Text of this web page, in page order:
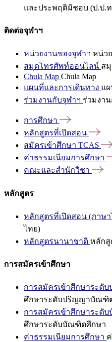
และประพฤติมิชอบ (ป.ป.
ติดต่อจุฬาฯ
หน่วยงานของจุฬาฯ หน่ว
สมุดโทรศัพท์ออนไลน์ ส
Chula Map Chula Map
แผนที่และการเดินทาง แ
ร่วมงานกับจุฬาฯ ร่วมงา
การศึกษา
หลักสูตรที่เปิดสอน
สมัครเข้าศึกษา TCAS
ค่าธรรมเนียมการศึกษา
คณะและสำนักวิชา
หลักสูตร
หลักสูตรที่เปิดสอน (ภาษา
ไทย)
หลักสูตรนานาชาติ หลักสู
การสมัครเข้าศึกษา
การสมัครเข้าศึกษาระ
ศึกษาระดับปริญญาบัณฑิ
การสมัครเข้าศึกษาระดั
ศึกษาระดับบัณฑิตศึกษา
ค่าธรรมเนียมการศึกษา